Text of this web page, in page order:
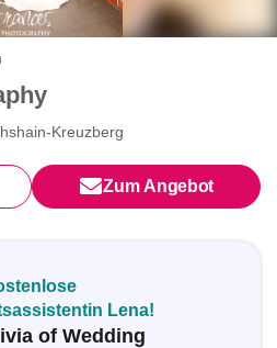
Kreuzberg
Zum Angebot
Lena!
of Wedding